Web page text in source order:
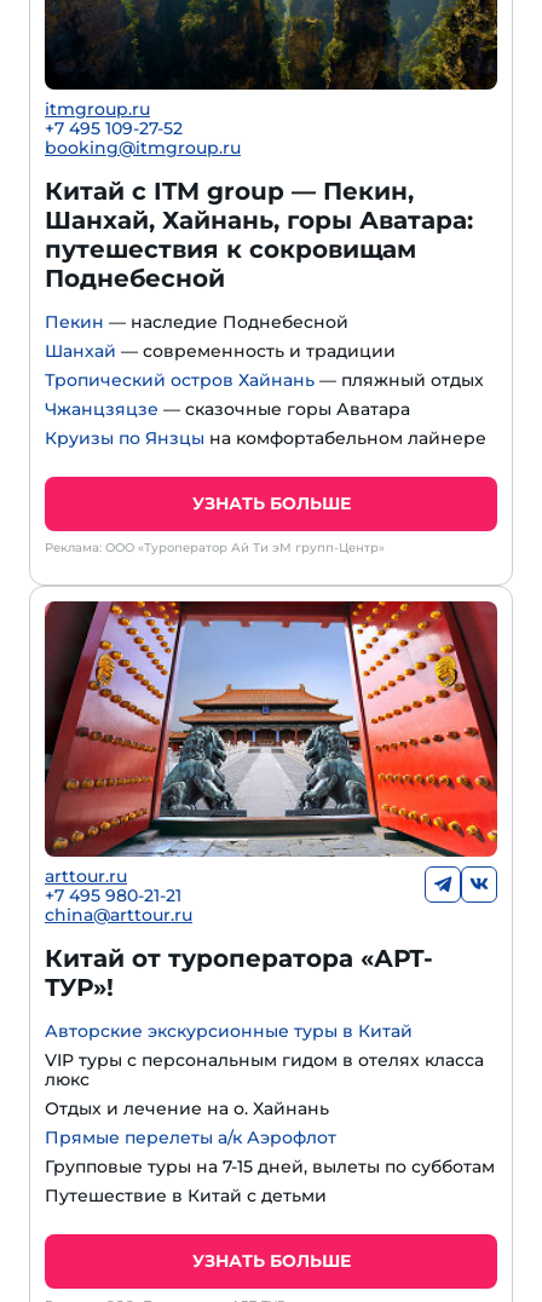
itmgroup.ru
+7 495 109-27-52
booking@itmgroup.ru
Китай с ITM group — Пекин,
Шанхай, Хайнань, горы Аватара:
путешествия к сокровищам
Поднебесной
Пекин — наследие Поднебесной
Шанхай — современность и традиции
Тропический остров Хайнань — пляжный отдых
Чжанцзяцзе — сказочные горы Аватара
Круизы по Янзцы на комфортабельном лайнере
УЗНАТЬ БОЛЬШЕ
Реклама: ООО «Туроператор Ай Ти эМ групп-Центр»
arttour.ru
+7 495 980-21-21
china@arttour.ru
Китай от туроператора «АРТ-
ТУР»!
Авторские экскурсионные туры в Китай
VIP туры с персональным гидом в отелях класса
люкс
Отдых и лечение на о. Хайнань
Прямые перелеты а/к Аэрофлот
Групповые туры на 7-15 дней, вылеты по субботам
Путешествие в Китай с детьми
УЗНАТЬ БОЛЬШЕ